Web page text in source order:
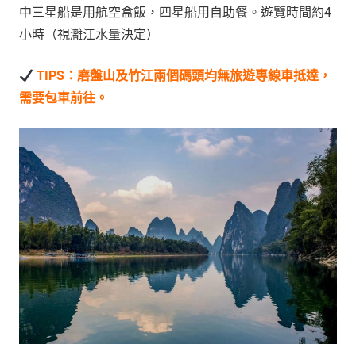
中三星船是用航空盒飯，四星船用自助餐。遊覽時間約4
小時（視灕江水量決定）
TIPS：磨盤山及竹江兩個碼頭均無旅遊專線車抵達，
需要包車前往。